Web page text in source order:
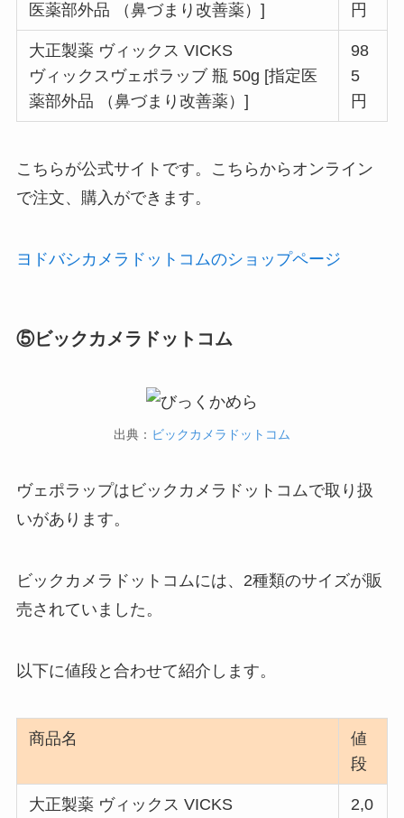
医薬部外品 （鼻づまり改善薬）]
円
大正製薬 ヴィックス VICKS
ヴィックスヴェポラッブ 瓶 50g [指定医
薬部外品 （鼻づまり改善薬）]
98
5
円
こちらが公式サイトです。こちらからオンライン
で注文、購入ができます。
ヨドバシカメラドットコムのショップページ
⑤ビックカメラドットコム
出典： ビックカメラドットコム
ヴェポラップはビックカメラドットコムで取り扱
いがあります。
ビックカメラドットコムには、2種類のサイズが販
売されていました。
以下に値段と合わせて紹介します。
商品名
値
段
大正製薬 ヴィックス VICKS
2,0